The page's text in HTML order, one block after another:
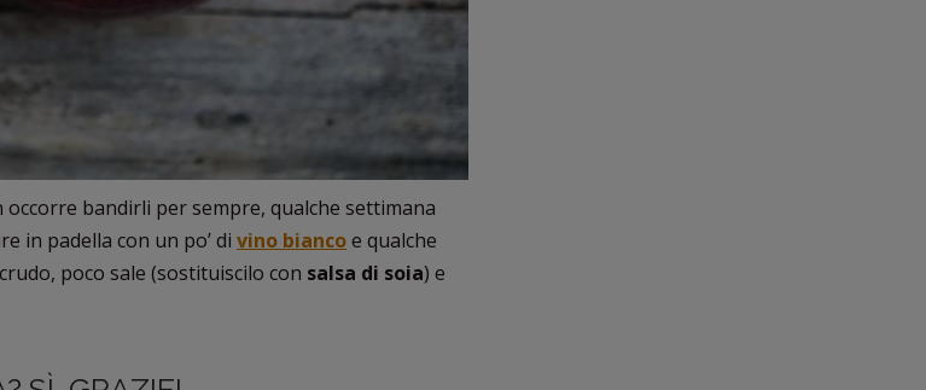
bandirli per sempre, qualche settimana
in padella con un po’ di vino biancoe qualche
poco sale (sostituiscilo con salsa di soia) e